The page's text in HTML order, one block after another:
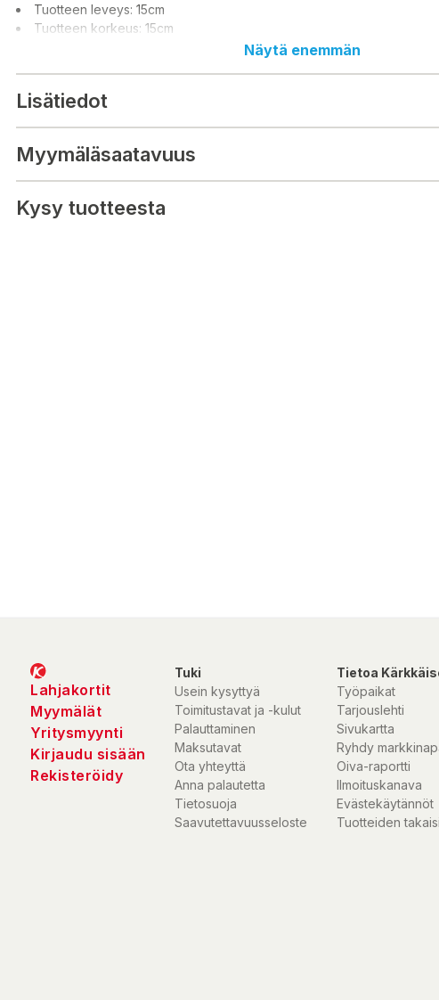
Tuotteen leveys: 15cm
Tuotteen korkeus: 15cm
Näytä enemmän
Lisätiedot
Myymäläsaatavuus
Kysy tuotteesta
Lahjakortit
Myymälät
Yritysmyynti
Kirjaudu sisään
Rekisteröidy
Tuki
Usein kysyttyä
Toimitustavat ja -kulut
Palauttaminen
Maksutavat
Ota yhteyttä
Anna palautetta
Tietosuoja
Saavutettavuusseloste
Tietoa
Työpaikat
Tarjouslehti
Sivukartta
Ryhdy
Oiva-raportti
Ilmoituskanava
Evästekäytännöt
Tuotteiden